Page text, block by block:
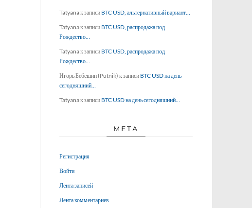
Tatyanaк записи BTC USD, альтернативный вариант…
Tatyanaк записи BTC USD, распродажа под
Рождество…
Tatyanaк записи BTC USD, распродажа под
Рождество…
Игорь Бебешин (Putnik) к записи BTC USD на день
сегодняшний…
Tatyanaк записи BTC USD на день сегодняшний…
МЕТА
Регистрация
Войти
Лента записей
Лента комментариев